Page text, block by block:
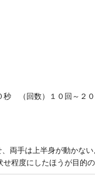
秒 （回数）１０回～２
両手は上半身が動かな
程度にしたほうが目的